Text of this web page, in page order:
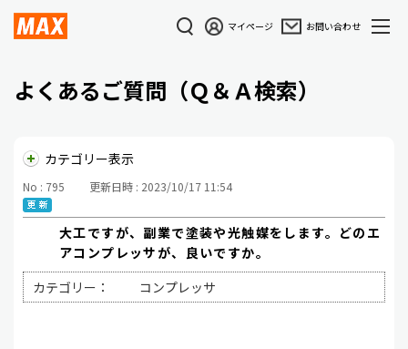
マイページ お問い合わせ
よくあるご質問（Ｑ＆Ａ検索）
カテゴリー表示
No : 795 更新日時 : 2023/10/17 11:54
大工ですが、副業で塗装や光触媒をします。どのエ
アコンプレッサが、良いですか。
カテゴリー：
コンプレッサ